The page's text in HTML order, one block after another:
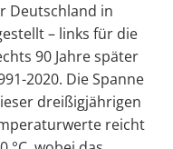
Deutschland in
– links für die
90 Jahre später
2020. Die Spanne
dreißigjährigen
reicht